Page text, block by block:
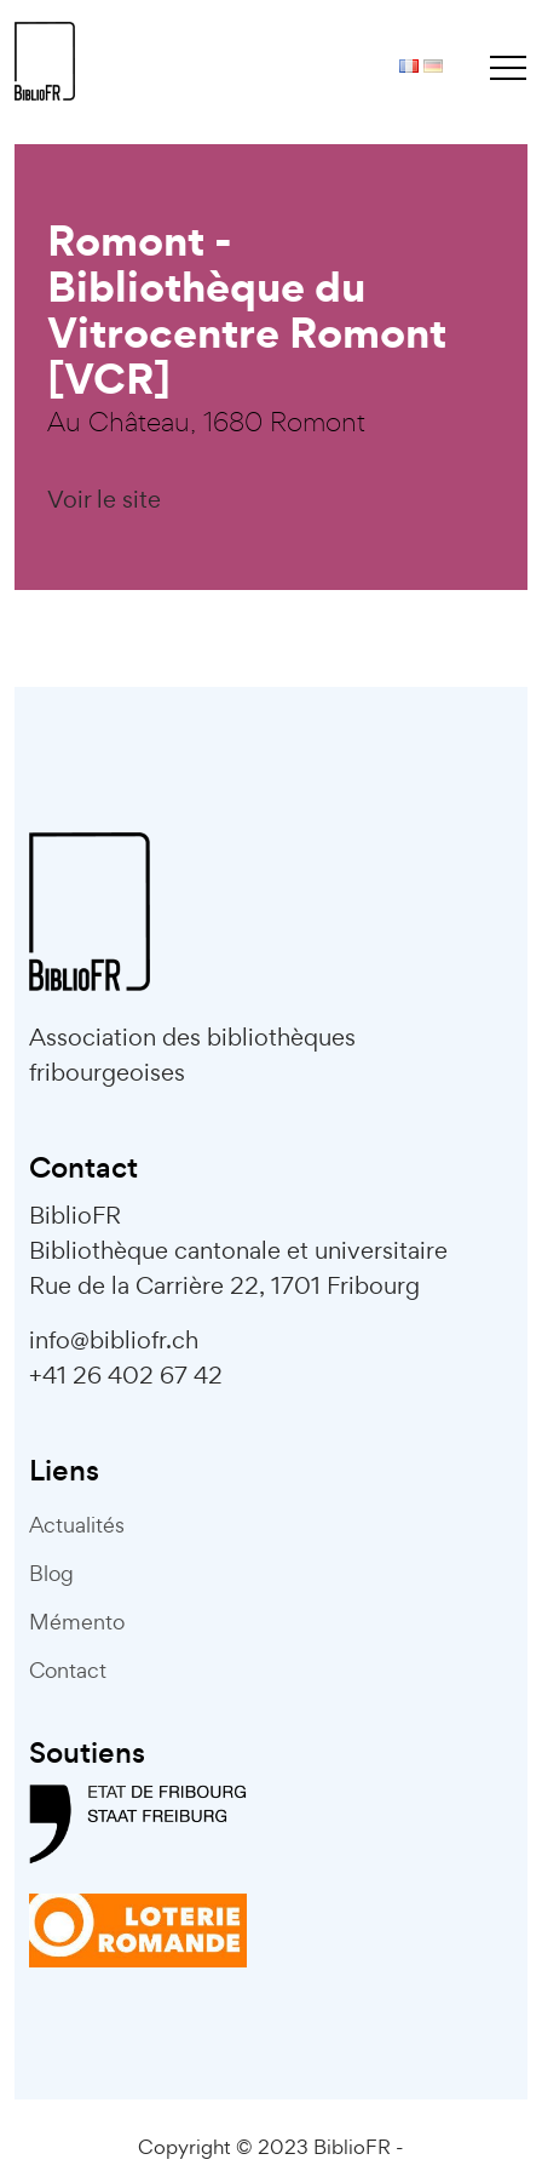
Romont -
Bibliothèque du
Vitrocentre Romont
[VCR]
Au Château, 1680 Romont
Voir le site
Association des bibliothèques
fribourgeoises
Contact
BiblioFR
Bibliothèque cantonale et universitaire
Rue de la Carrière 22, 1701 Fribourg
info@bibliofr.ch
+41 26 402 67 42
Liens
Actualités
Blog
Mémento
Contact
Soutiens
Copyright © 2023 BiblioFR -